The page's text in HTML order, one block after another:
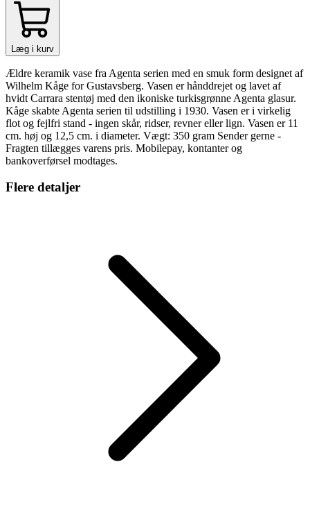
Læg i kurv
Ældre keramik vase fra Agenta serien med en smuk form designet af
Wilhelm Kåge for Gustavsberg. Vasen er hånddrejet og lavet af
hvidt Carrara stentøj med den ikoniske turkisgrønne Agenta glasur.
Kåge skabte Agenta serien til udstilling i 1930. Vasen er i virkelig
flot og fejlfri stand - ingen skår, ridser, revner eller lign. Vasen er 11
cm. høj og 12,5 cm. i diameter. Vægt: 350 gram Sender gerne -
Fragten tillægges varens pris. Mobilepay, kontanter og
bankoverførsel modtages.
Flere detaljer